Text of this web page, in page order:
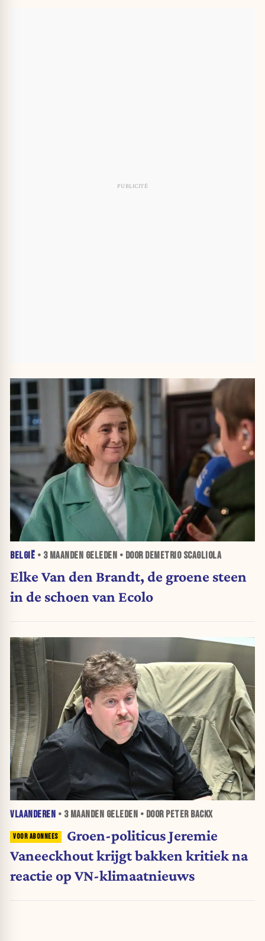
BELGIË • 3 MAANDEN GELEDEN • DOOR DEMETRIO SCAGLIOLA
Elke Van den Brandt, de groene steen
in de schoen van Ecolo
VLAANDEREN • 3 MAANDEN GELEDEN • DOOR PETER BACKX
Groen-politicus Jeremie
Vaneeckhout krijgt bakken kritiek na
reactie op VN-klimaatnieuws